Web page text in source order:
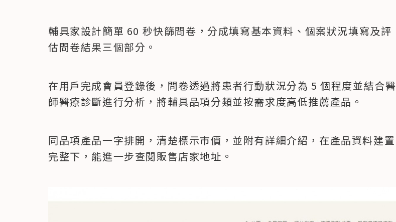
輔具家設計簡單 60 秒快篩問卷，分成填寫基本資料、個案狀況填寫及評
估問卷結果三個部分。
在用戶完成會員登錄後，問卷透過將患者行動狀況分為 5 個程度並結合醫
師醫療診斷進行分析，將輔具品項分類並按需求度高低推薦產品。
同品項產品一字排開，清楚標示市價，並附有詳細介紹，在產品資料建置
完整下，能進一步查閱販售店家地址。